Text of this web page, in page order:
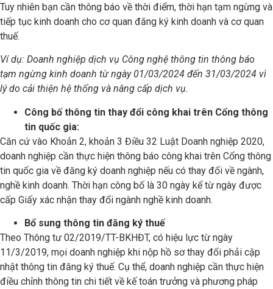
Tuy nhiên bạn cần thông báo về thời điểm, thời hạn tạm ngừng và
tiếp tục kinh doanh cho cơ quan đăng ký kinh doanh và cơ quan
thuế.
Ví dụ: Doanh nghiệp dịch vụ Công nghệ thông tin thông báo
tạm ngừng kinh doanh từ ngày 01/03/2024 đến 31/03/2024 vì
lý do cải thiện hệ thống và nâng cấp dịch vụ.
Công bố thông tin thay đổi công khai trên Cổng thông
tin quốc gia:
Căn cứ vào Khoản 2, khoản 3 Điều 32 Luật Doanh nghiệp 2020,
doanh nghiệp cần thực hiện thông báo công khai trên Cổng thông
tin quốc gia về đăng ký doanh nghiệp nếu có thay đổi về ngành,
nghề kinh doanh. Thời hạn công bố là 30 ngày kể từ ngày được
cấp Giấy xác nhận thay đổi ngành nghề kinh doanh.
Bổ sung thông tin đăng ký thuế
Theo Thông tư 02/2019/TT-BKHĐT, có hiệu lực từ ngày
11/3/2019, mọi doanh nghiệp khi nộp hồ sơ thay đổi phải cập
nhật thông tin đăng ký thuế. Cụ thể, doanh nghiệp cần thực hiện
điều chỉnh thông tin chi tiết về kế toán trưởng và phương pháp